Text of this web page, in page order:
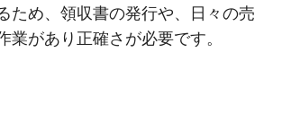
ため、領収書の発行や、日々の売
業があり正確さが必要です。